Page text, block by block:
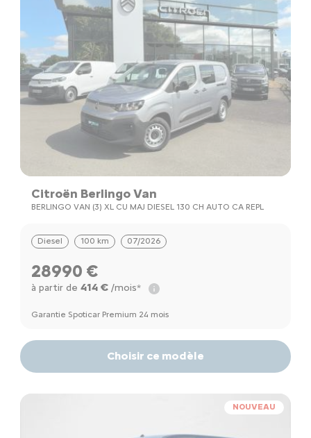
Citroën Berlingo Van
BERLINGO VAN (3) XL CU MAJ DIESEL 130 CH AUTO CA REPL
Diesel 100 km 07/2026
28990 €
à partir de 414 €/mois*
Garantie Spoticar Premium 24 mois
Choisir ce modèle
NOUVEAU